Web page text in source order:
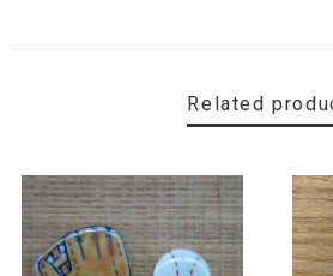
Related